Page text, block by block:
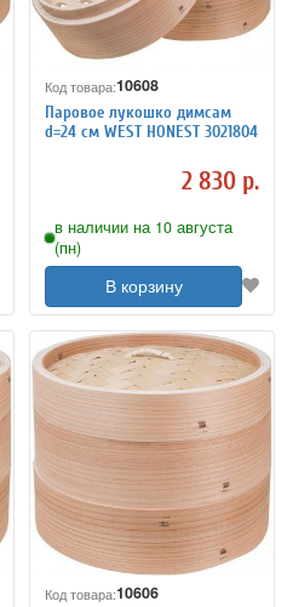
Код товара:10608
Паровое лукошко димсам
d=24 см WEST HONEST 3021804
2 830 р.
в наличии на 10 августа
(пн)
В корзину
Код товара:10606